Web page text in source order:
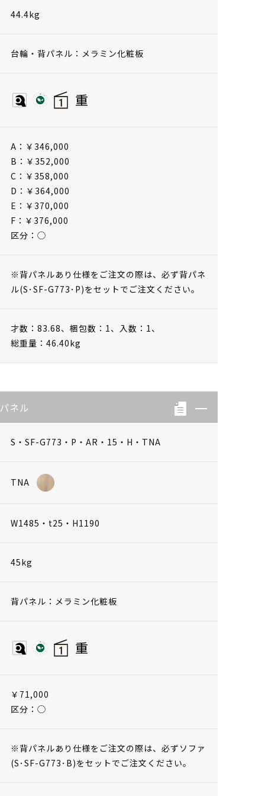
44.4kg
台輪・背パネル：メラミン化粧板
A：￥346,000
B：￥352,000
C：￥358,000
D：￥364,000
E：￥370,000
F：￥376,000
区分：◯
※背パネルあり仕様をご注文の際は、必ず背パネ
ル(S･SF-G773･P)をセットでご注文ください。
才数：83.68、 梱包数：1、 入数：1、
総重量：46.40kg
ネル
S・SF-G773・P・AR・15・H・TNA
TNA
W1485・t25・H1190
45kg
背パネル：メラミン化粧板
￥71,000
区分：◯
※背パネルあり仕様をご注文の際は、必ずソファ
(S･SF-G773･B)をセットでご注文ください。